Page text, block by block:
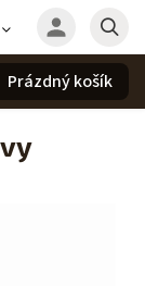
Prázdný košík